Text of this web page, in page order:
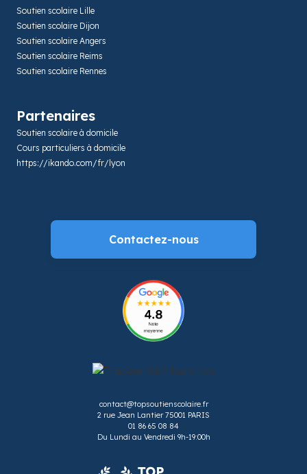
Soutien scolaire Lille
Soutien scolaire Dijon
Soutien scolaire Angers
Soutien scolaire Reims
Soutien scolaire Rennes
Partenaires
Soutien scolaire à domicile
Cours particuliers à domicile
https://ikando.com/fr/lyon
contact@topsoutienscolaire.fr
2 rue Jean Lantier 75001 PARIS
01 86 65 08 84
Du Lundi au Vendredi 9h-19:00h
Contactez-nous